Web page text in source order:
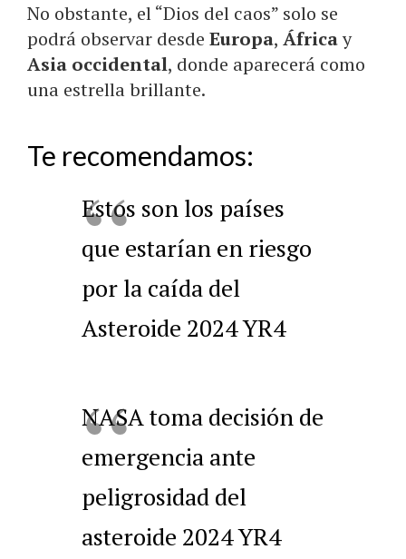
No obstante, el “Dios del caos” solo se
podrá observar desde Europa, Áfricay
Asia occidental, donde aparecerá como
una estrella brillante.
Te recomendamos:
Estos son los países
que estarían en riesgo
por la caída del
Asteroide 2024 YR4
NASA toma decisión de
emergencia ante
peligrosidad del
asteroide 2024 YR4